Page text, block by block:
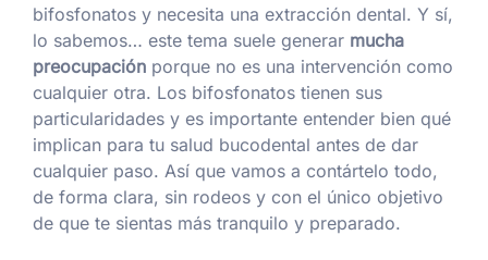
bifosfonatos y necesita una extracción dental. Y sí,
lo sabemos… este tema suele generar mucha
preocupación porque no es una intervención como
cualquier otra. Los bifosfonatos tienen sus
particularidades y es importante entender bien qué
implican para tu salud bucodental antes de dar
cualquier paso. Así que vamos a contártelo todo,
de forma clara, sin rodeos y con el único objetivo
de que te sientas más tranquilo y preparado.